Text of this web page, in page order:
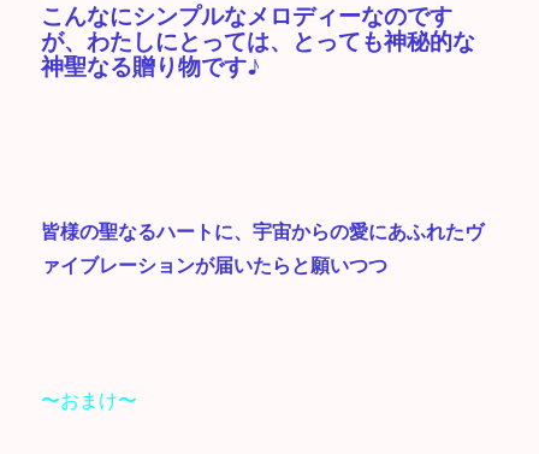
こんなにシンプルなメロディーなのです
が、わたしにとっては、とっても神秘的な
神聖なる贈り物です♪
皆様の聖なるハートに、宇宙からの愛にあふれたヴ
ァイブレーションが届いたらと願いつつ
〜おまけ〜